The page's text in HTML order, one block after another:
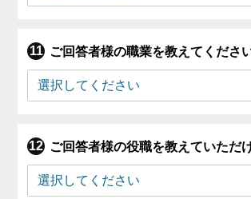
ご回答者様の職業を教えてください
ご回答者様の役職を教えていただ